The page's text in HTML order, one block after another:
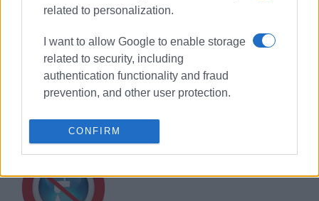
related to personalization.
I want to allow Google to enable storage
related to security, including
authentication functionality and fraud
prevention, and other user protection.
CONFIRM
ΔΕΥΑΚ ΚΕΡΚΥΡΑ
ΣΧΕΤΙΚA AΡΘΡΑ
Διακοπή νερού λόγω βλάβης στον